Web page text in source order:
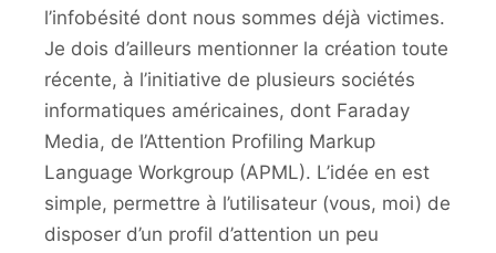
l’infobésité dont nous sommes déjà victimes.
Je dois d’ailleurs mentionner la création toute
récente, à l’initiative de plusieurs sociétés
informatiques américaines, dont Faraday
Media, de l’Attention Profiling Markup
Language Workgroup (APML). L’idée en est
simple, permettre à l’utilisateur (vous, moi) de
disposer d’un profil d’attention un peu